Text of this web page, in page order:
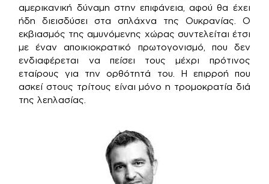
αμερικανική δύναμη στην επιφάνεια, αφού θα έχει
ήδη διεισδύσει στα σπλάχνα της Ουκρανίας. Ο
εκβιασμός της αμυνόμενης χώρας συντελείται έτσι
με έναν αποικιοκρατικό πρωτογονισμό, που δεν
ενδιαφέρεται να πείσει τους μέχρι πρότινος
εταίρους για την ορθότητά του. Η επιρροή που
ασκεί στους τρίτους είναι μόνο η τρομοκρατία διά
της λεηλασίας.